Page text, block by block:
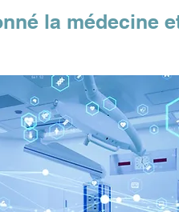
la médecine